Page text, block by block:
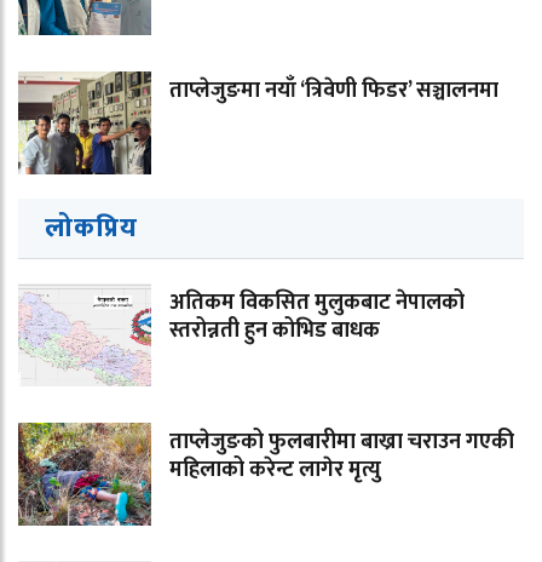
ताप्लेजुङमा नयाँ ‘त्रिवेणी फिडर’ सञ्चालनमा
लोकप्रिय
अतिकम विकसित मुलुकबाट नेपालको
स्तरोन्नती हुन कोभिड बाधक
ताप्लेजुङको फुलबारीमा बाख्रा चराउन गएकी
महिलाको करेन्ट लागेर मृत्यु